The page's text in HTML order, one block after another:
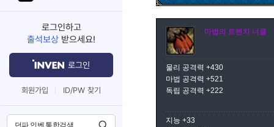
로그인하고
출석보상 받으세요!
로그인
회원가입 ID/PW 찾기
마법의 트렌치 너클
물리 공격력 +430
마법 공격력 +521
독립 공격력 +222
지능 +33